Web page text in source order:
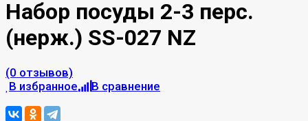
Набор посуды 2-3 перс.
(нерж.) SS-027 NZ
(0 отзывов)
В избранное
В сравнение